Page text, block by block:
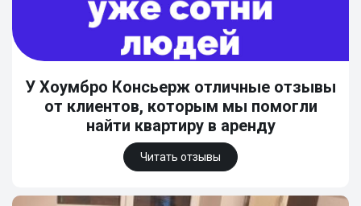
У Хоумбро Консьерж отличные отзывы
от клиентов, которым мы помогли
найти квартиру в аренду
Читать отзывы